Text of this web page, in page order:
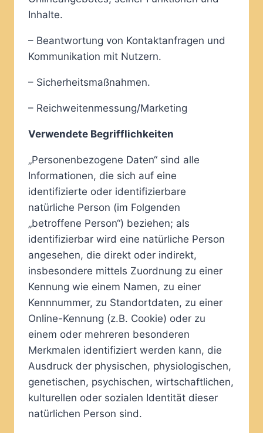
Inhalte.
– Beantwortung von Kontaktanfragen und
Kommunikation mit Nutzern.
– Sicherheitsmaßnahmen.
– Reichweitenmessung/Marketing
Verwendete Begrifflichkeiten
„Personenbezogene Daten“ sind alle
Informationen, die sich auf eine
identifizierte oder identifizierbare
natürliche Person (im Folgenden
„betroffene Person“) beziehen; als
identifizierbar wird eine natürliche Person
angesehen, die direkt oder indirekt,
insbesondere mittels Zuordnung zu einer
Kennung wie einem Namen, zu einer
Kennnummer, zu Standortdaten, zu einer
Online-Kennung (z.B. Cookie) oder zu
einem oder mehreren besonderen
Merkmalen identifiziert werden kann, die
Ausdruck der physischen, physiologischen,
genetischen, psychischen, wirtschaftlichen,
kulturellen oder sozialen Identität dieser
natürlichen Person sind.